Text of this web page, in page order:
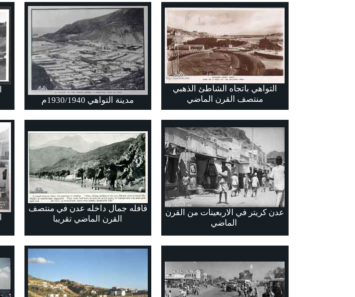
مدينة التواهي 1930/1940م
التواهي باتجاه الشاطئ الذهبي
منتصف القرن الماضي
قافله جمال داخله عدن في منتصف
القرن الماضي تقريبا
عدن كريتر في الاربعينات من القرن